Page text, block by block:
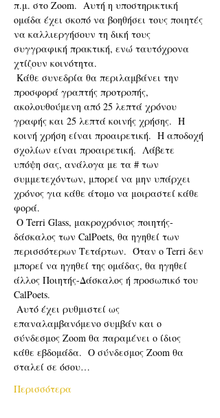
π.μ. στο Zoom.  Αυτή η υποστηρικτική
ομάδα έχει σκοπό να βοηθήσει τους ποιητές
να καλλιεργήσουν τη δική τους
συγγραφική πρακτική, ενώ ταυτόχρονα
χτίζουν κοινότητα.
προσφορά γραπτής προτροπής,
ακολουθούμενη από 25 λεπτά χρόνου
γραφής και 25 λεπτά κοινής χρήσης.  Η
κοινή χρήση είναι προαιρετική.  Η αποδοχή
σχολίων είναι προαιρετική.  Λάβετε
υπόψη σας, ανάλογα με τα # των
συμμετεχόντων, μπορεί να μην υπάρχει
χρόνος για κάθε άτομο να μοιραστεί κάθε
φορά.
δάσκαλος των CalPoets, θα ηγηθεί των
περισσότερων Τετάρτων.  Όταν ο Terri δεν
μπορεί να ηγηθεί της ομάδας, θα ηγηθεί
άλλος Ποιητής-Δάσκαλος ή προσωπικό του
CalPoets.
επαναλαμβανόμενο συμβάν και ο
σύνδεσμος Zoom θα παραμένει ο ίδιος
κάθε εβδομάδα.  Ο σύνδεσμος Zoom θα
σταλεί σε όσου…
Περισσότερα